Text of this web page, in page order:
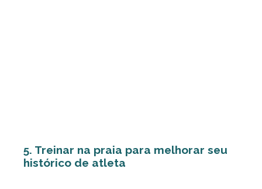
5. Treinar na praia para melhorar seu
histórico de atleta